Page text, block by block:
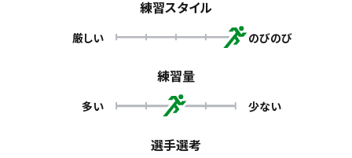
練習スタイル
厳しい のびのび
練習量
多い 少ない
選手選考